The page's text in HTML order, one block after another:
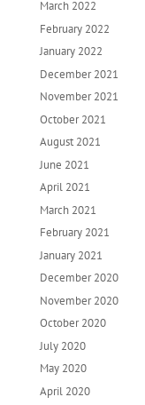
March 2022
February 2022
January 2022
December 2021
November 2021
October 2021
August 2021
June 2021
April 2021
March 2021
February 2021
January 2021
December 2020
November 2020
October 2020
July 2020
May 2020
April 2020